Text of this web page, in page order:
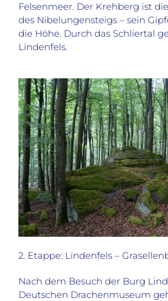
Felsenmeer. Der Krehberg ist
des Nibelungensteigs – sein
die Höhe. Durch das Schliertal
Lindenfels.
2. Etappe: Lindenfels –
Nach dem Besuch der Burg
Deutschen Drachenmuseum